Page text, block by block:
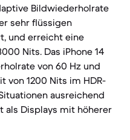
Bildwiederholrate
sehr flüssigen
und erreicht eine
Nits. Das iPhone 14
von 60 Hz und
von 1200 Nits im HDR-
ausreichend
als Displays mit höherer